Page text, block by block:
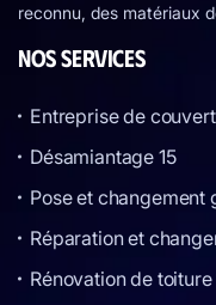
reconnu, des matériaux
NOS SERVICES
Entreprise de
Désamiantage 15
Pose et changement
Réparation et
Rénovation de toiture